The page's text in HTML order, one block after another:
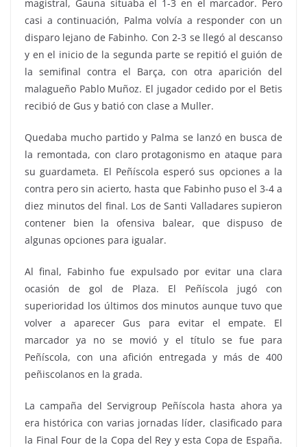
magistral, Gauna situaba el 1-3 en el marcador. Pero
casi a continuación, Palma volvía a responder con un
disparo lejano de Fabinho. Con 2-3 se llegó al descanso
y en el inicio de la segunda parte se repitió el guión de
la semifinal contra el Barça, con otra aparición del
malagueño Pablo Muñoz. El jugador cedido por el Betis
recibió de Gus y batió con clase a Muller.
Quedaba mucho partido y Palma se lanzó en busca de
la remontada, con claro protagonismo en ataque para
su guardameta. El Peñíscola esperó sus opciones a la
contra pero sin acierto, hasta que Fabinho puso el 3-4 a
diez minutos del final. Los de Santi Valladares supieron
contener bien la ofensiva balear, que dispuso de
algunas opciones para igualar.
Al final, Fabinho fue expulsado por evitar una clara
ocasión de gol de Plaza. El Peñíscola jugó con
superioridad los últimos dos minutos aunque tuvo que
volver a aparecer Gus para evitar el empate. El
marcador ya no se movió y el título se fue para
Peñíscola, con una afición entregada y más de 400
peñiscolanos en la grada.
La campaña del Servigroup Peñíscola hasta ahora ya
era histórica con varias jornadas líder, clasificado para
la Final Four de la Copa del Rey y esta Copa de España.